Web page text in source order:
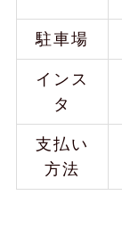
駐車場
インス
タ
支払い
方法